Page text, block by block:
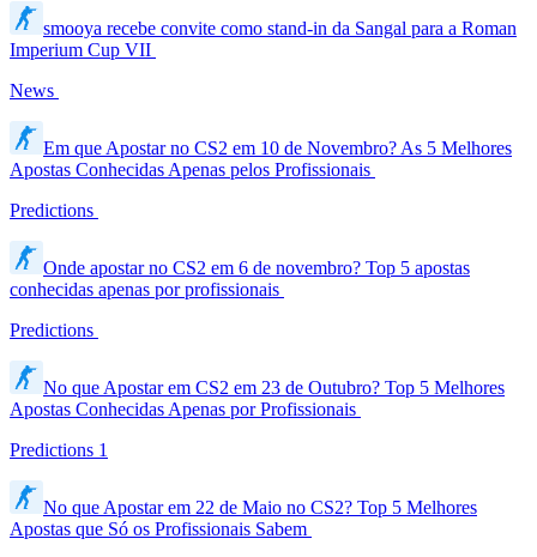
smooya recebe convite como stand-in da Sangal para a Roman
Imperium Cup VII
News
Em que Apostar no CS2 em 10 de Novembro? As 5 Melhores
Apostas Conhecidas Apenas pelos Profissionais
Predictions
Onde apostar no CS2 em 6 de novembro? Top 5 apostas
conhecidas apenas por profissionais
Predictions
No que Apostar em CS2 em 23 de Outubro? Top 5 Melhores
Apostas Conhecidas Apenas por Profissionais
Predictions 1
No que Apostar em 22 de Maio no CS2? Top 5 Melhores
Apostas que Só os Profissionais Sabem